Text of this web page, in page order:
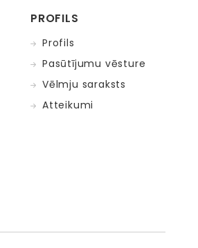
PROFILS
Profils
Pasūtījumu vēsture
Vēlmju saraksts
Atteikumi